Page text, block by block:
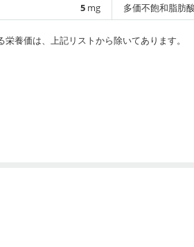
5 mg
多価不飽和脂肪酸
養価は、上記リストから除いてあります。